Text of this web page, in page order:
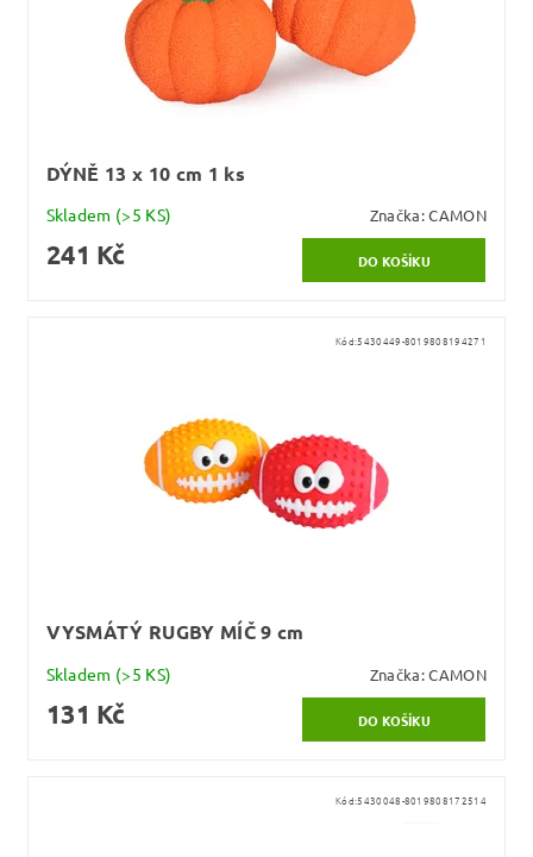
DÝNĚ 13 x 10 cm 1 ks
Skladem (>5 KS) Značka:CAMON
241 Kč
Kód:5430449-8019808194271
VYSMÁTÝ RUGBY MÍČ 9 cm
Skladem (>5 KS) Značka:CAMON
131 Kč
Kód:5430048-8019808172514